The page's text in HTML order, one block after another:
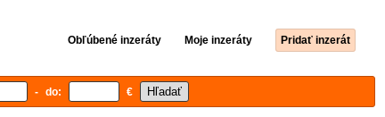
Obľúbené inzeráty Moje inzeráty Pridať inzerát
- do: €